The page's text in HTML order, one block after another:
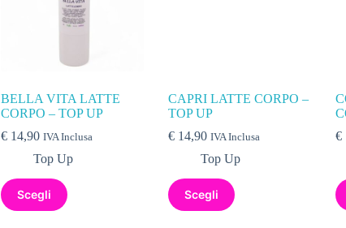
BELLA VITA LATTE
CORPO – TOP UP
€14,90 IVA Inclusa
Top Up
Scegli
CAPRI LATTE CORPO –
TOP UP
€ 14,90 IVA Inclusa
Top Up
Scegli
€